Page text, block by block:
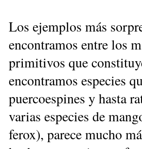
Los ejemplos más
encontramos entre los
primitivos que
encontramos especies
puercoespines y hasta
varias especies de
ferox), parece mucho